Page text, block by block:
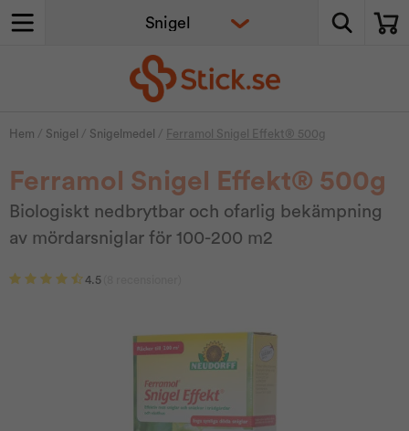
Hem / Snigel / Snigelmedel / Ferramol Snigel Effekt® 500g
Ferramol Snigel Effekt® 500g
Biologiskt nedbrytbar och ofarlig bekämpning
av mördarsniglar för 100-200 m2
4.5